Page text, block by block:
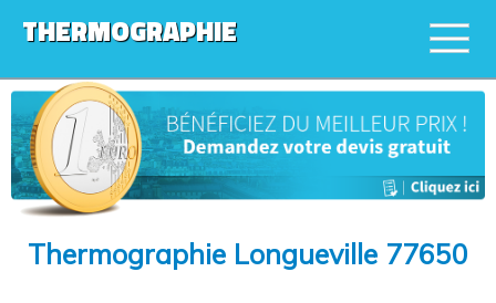
THERMOGRAPHIE
Thermographie Longueville 77650